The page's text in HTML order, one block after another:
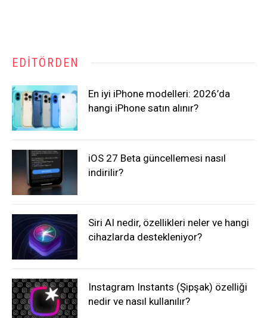
EDITÖRDEN
En iyi iPhone modelleri: 2026’da
hangi iPhone satın alınır?
iOS 27 Beta güncellemesi nasıl
indirilir?
Siri AI nedir, özellikleri neler ve hangi
cihazlarda destekleniyor?
Instagram Instants (Şipşak) özelliği
nedir ve nasıl kullanılır?